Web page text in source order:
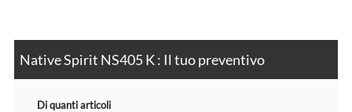
Native Spirit NS405 K : Il tuo preventivo
Di quanti articoli